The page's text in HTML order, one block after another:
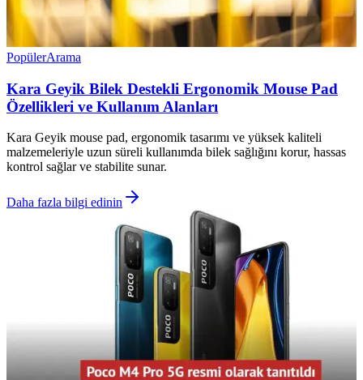
PopülerArama
Kara Geyik Bilek Destekli Ergonomik Mouse Pad
Özellikleri ve Kullanım Alanları
Kara Geyik mouse pad, ergonomik tasarımı ve yüksek kaliteli
malzemeleriyle uzun süreli kullanımda bilek sağlığını korur, hassas
kontrol sağlar ve stabilite sunar.
Daha fazla bilgi edinin